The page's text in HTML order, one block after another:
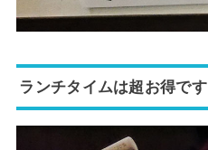
ランチタイムは超お得です